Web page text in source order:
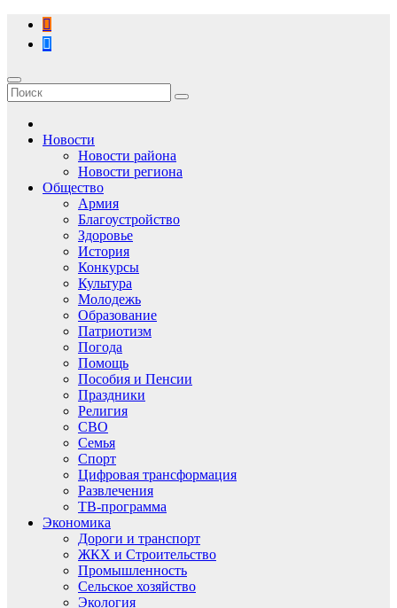
Перейти
содержимому
Новости
Новости района
Новости региона
Общество
Армия
Благоустройство
Здоровье
История
Конкурсы
Культура
Молодежь
Образование
Патриотизм
Погода
Помощь
Пособия и Пенсии
Праздники
Религия
СВО
Семья
Спорт
Цифровая трансформация
Развлечения
ТВ-программа
Экономика
Дороги и транспорт
ЖКХ и Строительство
Промышленность
Сельское хозяйство
Экология